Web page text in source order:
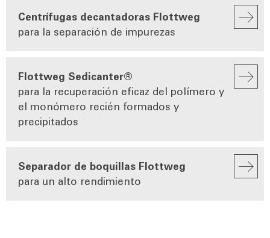
Centrífugas decantadoras Flottweg
para la separación de impurezas
Flottweg Sedicanter®
para la recuperación eficaz del polímero y
el monómero recién formados y
precipitados
Separador de boquillas Flottweg
para un alto rendimiento